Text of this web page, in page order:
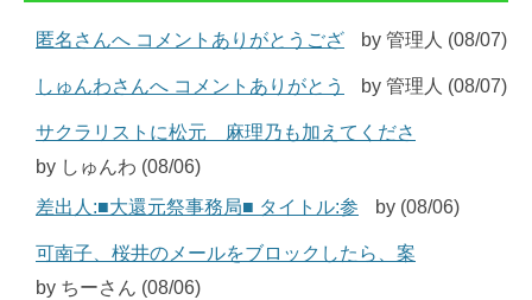
匿名さんへ コメントありがとうござ by 管理人 (08/07)
しゅんわさんへ コメントありがとう by 管理人 (08/07)
サクラリストに松元 麻理乃も加えてくださ
by しゅんわ (08/06)
差出人:■大還元祭事務局■ タイトル:参
by (08/06)
可南子、桜井のメールをブロックしたら、案
by ちーさん (08/06)